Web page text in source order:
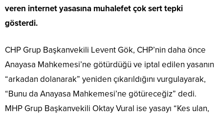
veren internet yasasına muhalefet çok sert tepki
gösterdi.
CHP Grup Başkanvekili Levent Gök, CHP’nin daha önce
Anayasa Mahkemesi’ne götürdüğü ve iptal edilen yasanın
“arkadan dolanarak” yeniden çıkarıldığını vurgulayarak,
“Bunu da Anayasa Mahkemesi’ne götüreceğiz” dedi.
MHP Grup Başkanvekili Oktay Vural ise yasayı “Kes ulan,